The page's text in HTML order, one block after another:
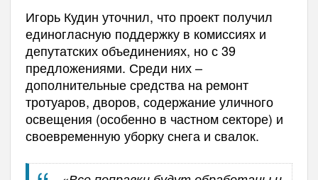
Игорь Кудин уточнил, что проект получил
единогласную поддержку в комиссиях и
депутатских объединениях, но с 39
предложениями. Среди них –
дополнительные средства на ремонт
тротуаров, дворов, содержание уличного
освещения (особенно в частном секторе) и
своевременную уборку снега и свалок.